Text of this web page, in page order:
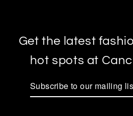
Get the latest
hot spots at
Subscribe